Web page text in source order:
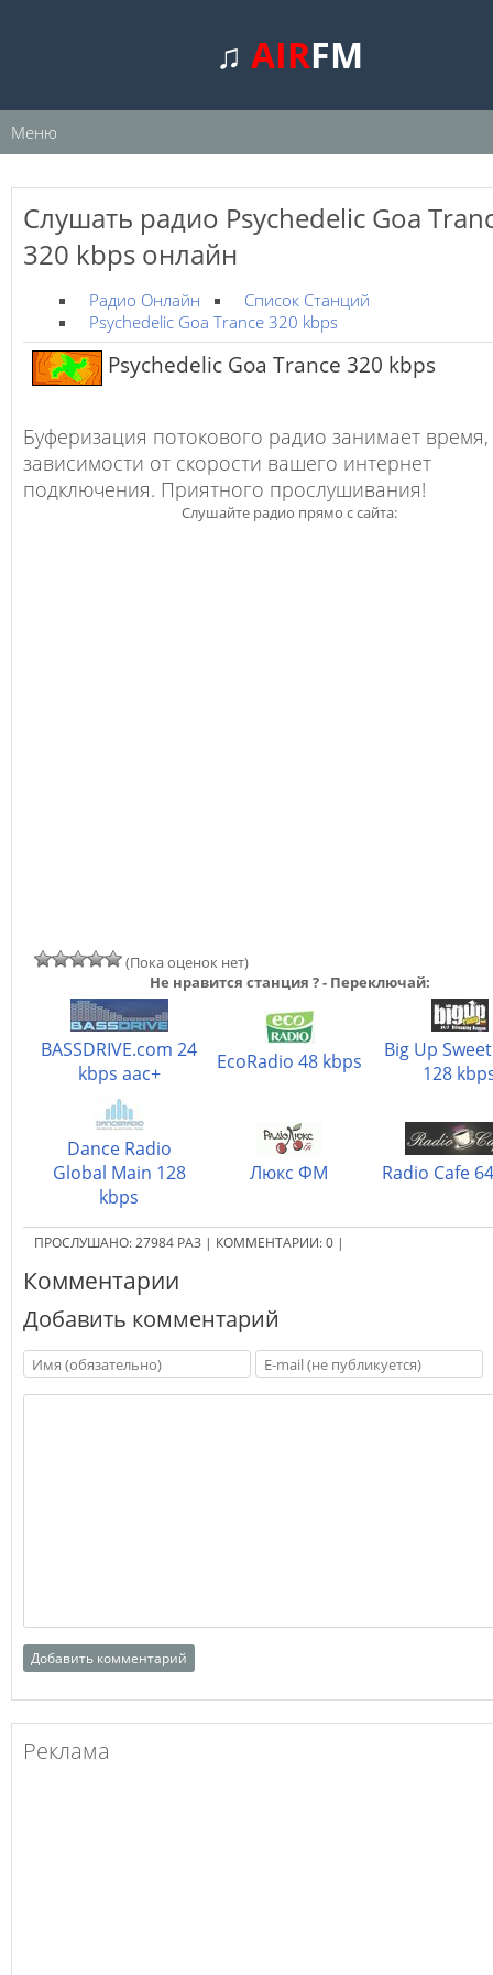
♫AIRFM
Меню
Слушать радио Psychedelic Goa
320 kbps онлайн
Радио Онлайн
Список Станций
Psychedelic Goa Trance 320 kbps
Psychedelic Goa Trance 320 kbps
Буферизация потокового радио занимает время,
зависимости от скорости вашего интернет
подключения. Приятного прослушивания!
Слушайте радио прямо с сайта:
(Пока оценок нет)
Не нравится станция ? - Переключай:
BASSDRIVE.com 24
kbps aac+
EcoRadio 48 kbps
Big Up
128
Dance Radio
Global Main 128
kbps
Люкс ФМ Radio Cafe
ПРОСЛУШАНО:27984 РАЗ | КОММЕНТАРИИ:0 |
Комментарии
Добавить комментарий
Реклама